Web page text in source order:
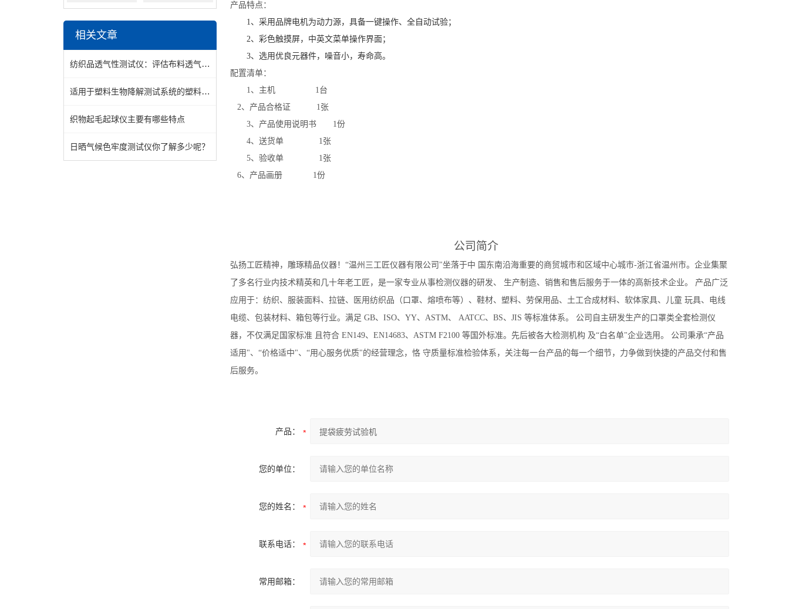
相关文章
纺织品透气性测试仪：评估布料透气性能的重要工具
适用于塑料生物降解测试系统的塑料材料有哪些？
织物起毛起球仪主要有哪些特点
日晒气候色牢度测试仪你了解多少呢？
产品特点 ：
1、 采用品牌电机为动力源，具备一键操作、全自动试验；
2、 彩色触摸屏， 中英文菜单操作界面；
3、 选用优良元器件，噪音小，寿命高。
配置清单：
1、主机 1台
2、产品合格证 1张
3、产品使用说明书1份
4、送货单1张
5、验收单1张
6、产品画册1份
公司简介
弘扬工匠精神，雕琢精品仪器！ “温州三工匠仪器有限公司"坐落于中 国东南沿海重要的商贸城市和区域中心城市-浙江省温州市。企业集聚
了多名行业内技术精英和几十年老工匠，是一家专业从事检测仪器的研发、 生产制造、销售和售后服务于一体的高新技术企业。 产品广泛
应用于：纺织、服装面料、拉链、医用纺织品（口罩、熔喷布等）、鞋材、塑料、劳保用品、土工合成材料、软体家具、儿童 玩具、电线
电缆、包装材料、箱包等行业。满足 GB、ISO、YY、ASTM、 AATCC、BS、JIS 等标准体系。 公司自主研发生产的口罩类全套检测仪
器，不仅满足国家标准 且符合 EN149、EN14683、ASTM F2100 等国外标准。先后被各大检测机构 及“白名单"企业选用。 公司秉承“产品
适用"、“价格适中"、“用心服务优质"的经营理念，恪 守质量标准检验体系，关注每一台产品的每一个细节，力争做到快捷的产品交付和售
后服务。
产品：
您的单位：
您的姓名：
联系电话：
常用邮箱：